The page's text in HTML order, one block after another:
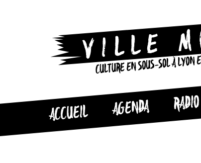
CULTURE EN SOUS-SOL À
ACCUEIL AGENDA RADIO